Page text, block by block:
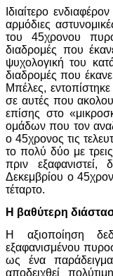
Ιδιαίτερο
αρμόδιες
του 45χρονου
διαδρομές που
ψυχολογική του
διαδρομές που
Μπέλες,
σε αυτές που
επίσης στο
ομάδων που τον
ο 45χρονος τις
το πολύ δύο με
πριν
Δεκεμβρίου ο
τέταρτο.
Η βαθύτερη
Η αξιοποίηση
εξαφανισμένου
ως ένα
αποδειχθεί